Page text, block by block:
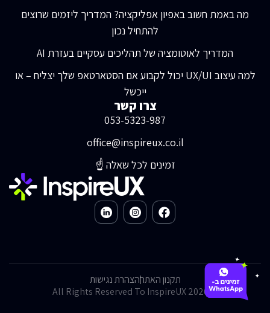
מה באמת חשוב באפיון אפליקציה? המדריך ליזמים שרוצים
להתחיל נכון
המדריך לאוטומציה של תהליכים עסקיים בעזרת AI
למה עיצוב UX/UI יכול לקבוע אם הסטארטאפ שלך יצליח – או
ייכשל
צרו קשר
053-5323-987
office@inspireux.co.il
זמינים לכל שאלה ☝️
All Rights Reserved To InspireUX 2026 ©
תקנון האתרהצהרת נגישות